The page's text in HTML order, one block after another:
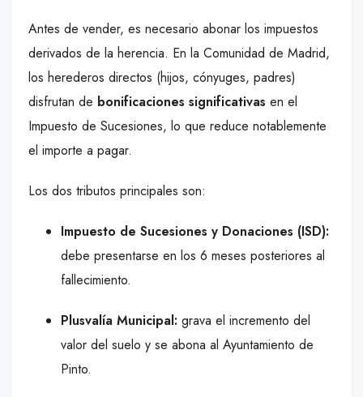
Antes de vender, es necesario abonar los impuestos
derivados de la herencia. En la Comunidad de Madrid,
los herederos directos (hijos, cónyuges, padres)
disfrutan de bonificaciones significativas en el
Impuesto de Sucesiones, lo que reduce notablemente
el importe a pagar.
Los dos tributos principales son:
Impuesto de Sucesiones y Donaciones (ISD):
debe presentarse en los 6 meses posteriores al
fallecimiento.
Plusvalía Municipal: grava el incremento del
valor del suelo y se abona al Ayuntamiento de
Pinto.